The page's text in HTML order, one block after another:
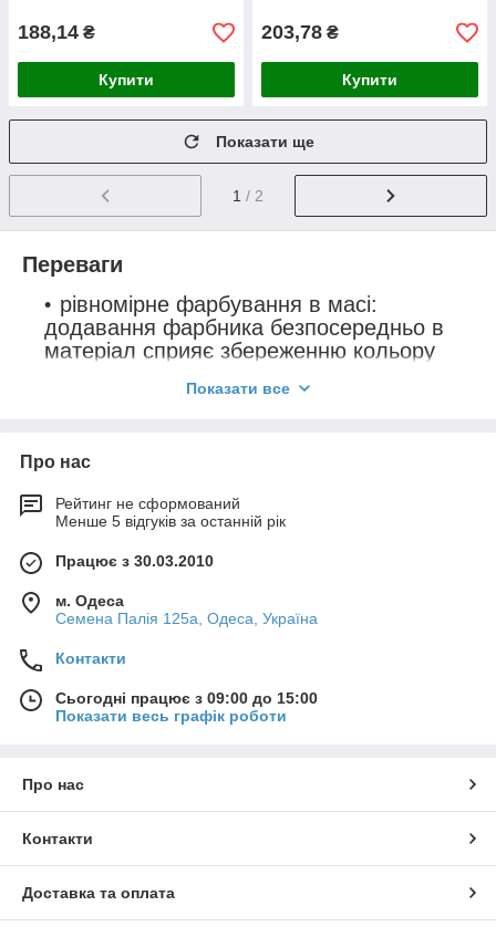
188,14 ₴
Купити
203,78 ₴
Купити
Показати ще
1 / 2
Переваги
рівномірне фарбування в масі:
додавання фарбника безпосередньо в
матеріал сприяє збереженню кольору
експлуатації, а спеціальні компоненти
герметичність системи
забезпечується високоякісним EPDM
каучук ущільнювачем, який компенсує
коливаннях
з'єднувач жолоба з вкладкою, який
служить додатковим ребром
жорсткості – тим самим надає системі
більшу міцність, повністю виключаючи
можливі протікання
спеціальна форма жолоба
високу ефективність відведення води
одна водостічна труба діаметром 100
мм відводить воду з даху площею 220
м2
система стійка до атмосферних
Показати все
Про нас
Рейтинг не сформований
Менше 5 відгуків за останній рік
Працює з 30.03.2010
м. Одеса
Семена Палія 125а, Одеса, Україна
Контакти
Сьогодні працює з 09:00 до 15:00
Показати весь графік роботи
Про нас
Контакти
Доставка та оплата